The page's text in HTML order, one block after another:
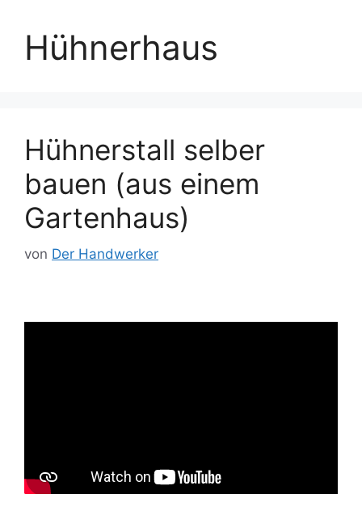
Hühnerhaus
Hühnerstall selber
bauen (aus einem
Gartenhaus)
von Der Handwerker